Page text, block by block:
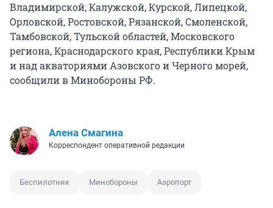
Владимирской, Калужской, Курской, Липецкой,
Орловской, Ростовской, Рязанской, Смоленской,
Тамбовской, Тульской областей, Московского
региона, Краснодарского края, Республики Крым
и над акваториями Азовского и Черного морей,
сообщили в Минобороны РФ.
Алена Смагина
Корреспондент оперативной редакции
Беспилотник Минобороны Аэропорт